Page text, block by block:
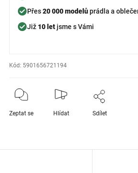
Přes20 000 modelůprádla a
Již 10 letjsme s Vámi
Kód: 5901656721194
Zeptat se Hlídat Sdílet